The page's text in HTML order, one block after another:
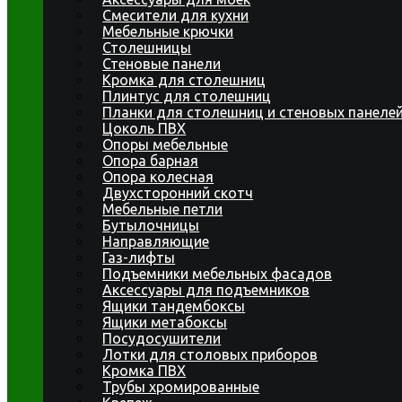
Смесители для кухни
Мебельные крючки
Столешницы
Стеновые панели
Кромка для столешниц
Плинтус для столешниц
Планки для столешниц и стеновых
Цоколь ПВХ
Опоры мебельные
Опора барная
Опора колесная
Двухсторонний скотч
Мебельные петли
Бутылочницы
Направляющие
Газ-лифты
Подъемники мебельных фасадов
Аксессуары для подъемников
Ящики тандембоксы
Ящики метабоксы
Посудосушители
Лотки для столовых приборов
Кромка ПВХ
Трубы хромированные